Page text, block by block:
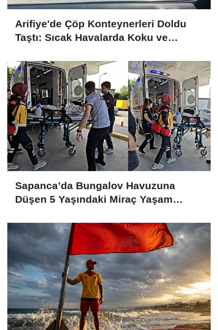
Arifiye'de Çöp Konteynerleri Doldu
Taştı: Sıcak Havalarda Koku ve
Sapanca’da Bungalov Havuzuna
Düşen 5 Yaşındaki Miraç Yaşam